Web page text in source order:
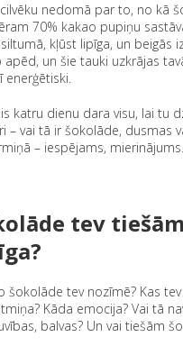
nedomā par to, no kā
70% kakao pupiņu
kļūst lipīga, un beigās
apēd, un šie tauki uzkrājas
enerģētiski.
katru dienu dara visu, lai tu
– vai tā ir šokolāde, dusmas
– iespējams,
tev
šokolāde tev nozīmē? Kas
Kāda emocija? Vai tā
balvas? Un vai tiešām